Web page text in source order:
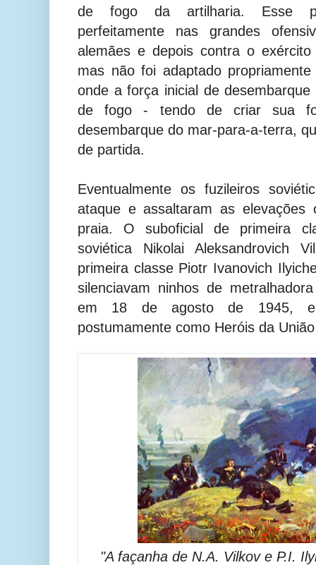
de fogo da artilharia. Esse
perfeitamente nas grandes
alemães e depois contra o
mas não foi adaptado
onde a força inicial de
de fogo - tendo de criar sua
desembarque do mar-para-a-terra,
de partida.
Eventualmente os fuzileiros
ataque e assaltaram as elevações
praia. O suboficial de primeira
soviética Nikolai Aleksandrovich
primeira classe Piotr Ivanovich
silenciavam ninhos de
em 18 de agosto de 1945,
postumamente como Heróis da
"A façanha de N.A. Vilkov e P.I.